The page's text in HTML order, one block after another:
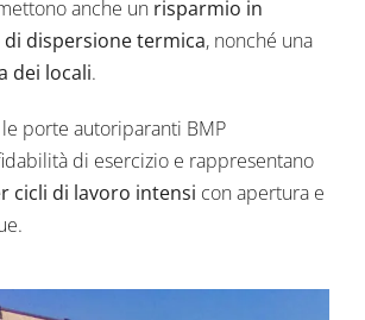
anche un risparmio in
dispersione termica, nonché una
dei locali.
porte autoriparanti BMP
di esercizio e rappresentano
cicli di lavoro intensi con apertura e